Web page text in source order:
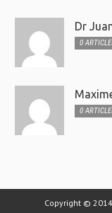
Dr
0
0
Copyright ©